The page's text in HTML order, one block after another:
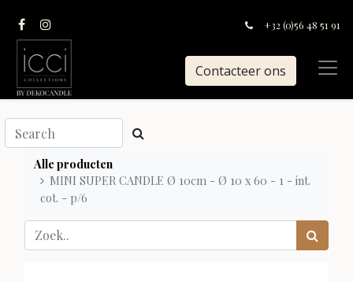
+32 (0)56 48 51 91
Contacteer ons
Alle producten
MINI SUPER CANDLE Ø 10cm - Ø 10 x 60 - 1 - int.
cot. - p/6